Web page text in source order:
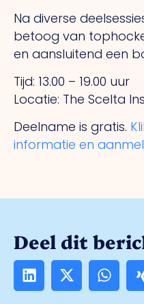
Na diverse
betoog van
en aansluitend een
Tijd: 13.00 – 19.00 uur
Locatie: The Scelta
Deelname is gratis.
informatie en
Deel dit